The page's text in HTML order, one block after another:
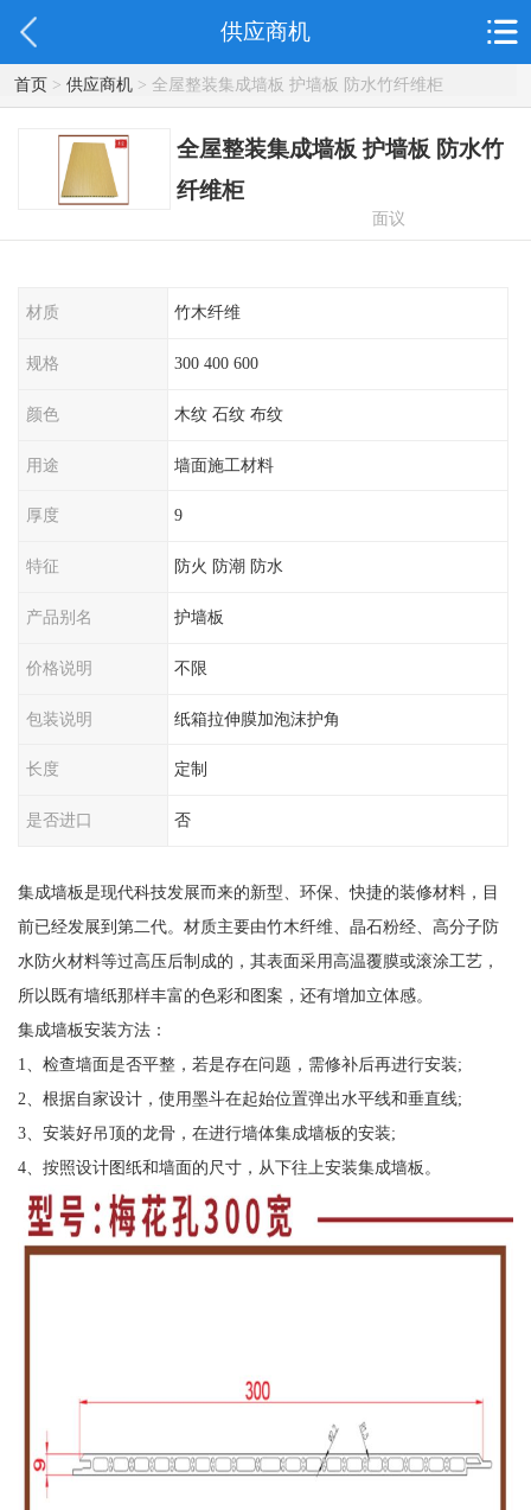
供应商机
首页> 供应商机> 全屋整装集成墙板 护墙板 防水竹纤维柜
全屋整装集成墙板 护墙板 防水竹
纤维柜
面议
材质 竹木纤维
规格 300 400 600
颜色 木纹 石纹 布纹
用途 墙面施工材料
厚度 9
特征 防火 防潮 防水
产品别名 护墙板
价格说明 不限
包装说明 纸箱拉伸膜加泡沫护角
长度 定制
是否进口 否
集成墙板是现代科技发展而来的新型、环保、快捷的装修材料，目
前已经发展到第二代。材质主要由竹木纤维、晶石粉经、高分子防
水防火材料等过高压后制成的，其表面采用高温覆膜或滚涂工艺，
所以既有墙纸那样丰富的色彩和图案，还有增加立体感。
集成墙板安装方法：
1、检查墙面是否平整，若是存在问题，需修补后再进行安装;
2、根据自家设计，使用墨斗在起始位置弹出水平线和垂直线;
3、安装好吊顶的龙骨，在进行墙体集成墙板的安装;
4、按照设计图纸和墙面的尺寸，从下往上安装集成墙板。